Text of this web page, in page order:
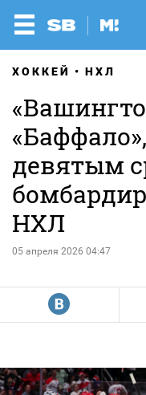
ХОККЕЙ НХЛ
девятым
НХЛ
05 апреля 2026 04:47
R